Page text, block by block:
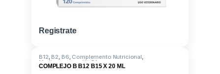
Registrate
B12, B2, B6, Complemento Nutricional,
Medicamentos,Vit B1
COMPLEJO B B12 B15 X 20 ML